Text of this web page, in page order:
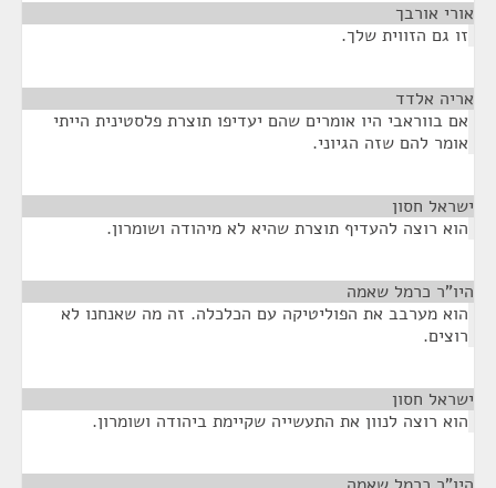
אורי אורבך
זו גם הזווית שלך.
אריה אלדד
אם בווראבי היו אומרים שהם יעדיפו תוצרת פלסטינית הייתי
אומר להם שזה הגיוני.
ישראל חסון
הוא רוצה להעדיף תוצרת שהיא לא מיהודה ושומרון.
היו"ר כרמל שאמה
הוא מערבב את הפוליטיקה עם הכלכלה. זה מה שאנחנו לא
רוצים.
ישראל חסון
הוא רוצה לנוון את התעשייה שקיימת ביהודה ושומרון.